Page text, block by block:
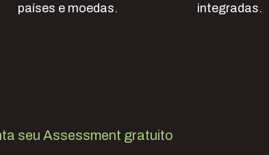
países e moedas.
integradas.
seu Assessment gratuito